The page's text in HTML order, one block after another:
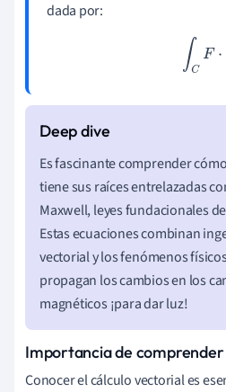
dada por:
∫ CF⋅d
Es fascinante comprender
tiene sus raíces entrelazadas
Maxwell, leyes fundacionales
Estas ecuaciones combinan
vectorial y los fenómenos
propagan los cambios en los
magnéticos ¡para dar luz!
Importancia de
Conocer el cálculo vectorial es